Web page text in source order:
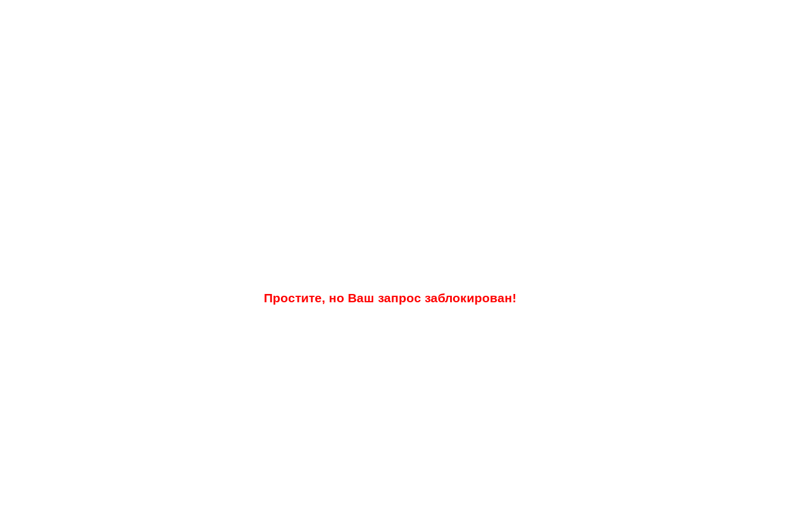
Простите, но Ваш запрос заблокирован!